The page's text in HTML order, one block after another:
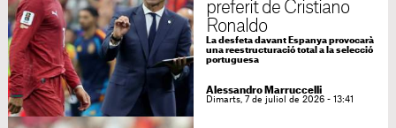
preferit de Cristiano
Ronaldo
La desfeta davant Espanya provocarà
una reestructuració total a la selecció
portuguesa
Alessandro Marruccelli
Dimarts, 7 de juliol de 2026 - 13:41